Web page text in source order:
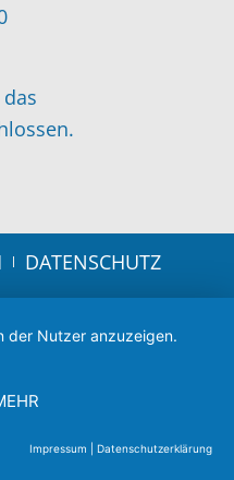
DATENSCHUTZ
der Nutzer anzuzeigen.
Impressum Datenschutzerklärung